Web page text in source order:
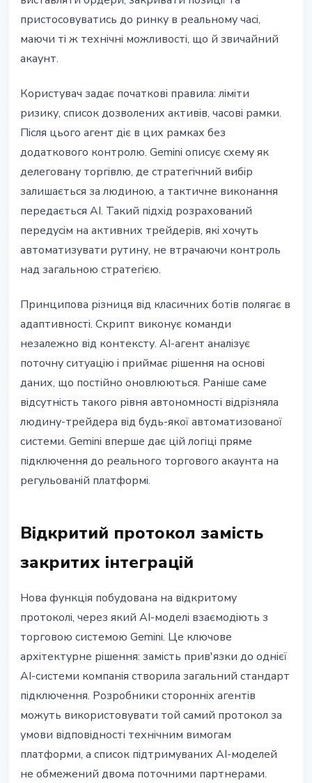
пристосовуватись до ринку в реальному часі,
маючи ті ж технічні можливості, що й звичайний
акаунт.
Користувач задає початкові правила: ліміти
ризику, список дозволених активів, часові рамки.
Після цього агент діє в цих рамках без
додаткового контролю. Gemini описує схему як
делеговану торгівлю, де стратегічний вибір
залишається за людиною, а тактичне виконання
передається AI. Такий підхід розрахований
передусім на активних трейдерів, які хочуть
автоматизувати рутину, не втрачаючи контроль
над загальною стратегією.
Принципова різниця від класичних ботів полягає в
адаптивності. Скрипт виконує команди
незалежно від контексту. AI-агент аналізує
поточну ситуацію і приймає рішення на основі
даних, що постійно оновлюються. Раніше саме
відсутність такого рівня автономності відрізняла
людину-трейдера від будь-якої автоматизованої
системи. Gemini вперше дає цій логіці пряме
підключення до реального торгового акаунта на
регульованій платформі.
Відкритий протокол замість
закритих інтеграцій
Нова функція побудована на відкритому
протоколі, через який AI-моделі взаємодіють з
торговою системою Gemini. Це ключове
архітектурне рішення: замість прив'язки до однієї
AI-системи компанія створила загальний стандарт
підключення. Розробники сторонніх агентів
можуть використовувати той самий протокол за
умови відповідності технічним вимогам
платформи, а список підтримуваних AI-моделей
не обмежений двома поточними партнерами.